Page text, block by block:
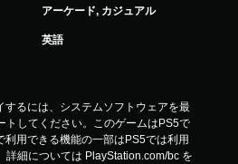
アーケード, カジュアル
英語
するには、システムソフトウェアを最
トしてください。このゲームはPS5で
利用できる機能の一部はPS5では利用
詳細については PlayStation.com/bc を